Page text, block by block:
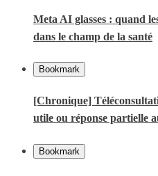
Meta AI glasses : quand
dans le champ de la santé
Bookmark
[Chronique]
utile ou réponse partielle
Bookmark